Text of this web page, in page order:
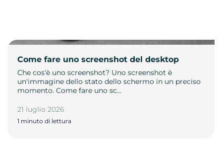
Come fare uno screenshot del desktop
Che cos'è uno screenshot? Uno screenshot è
un'immagine dello stato dello schermo in un preciso
momento. Come fare uno sc…
21 luglio 2026
1 minuto di lettura